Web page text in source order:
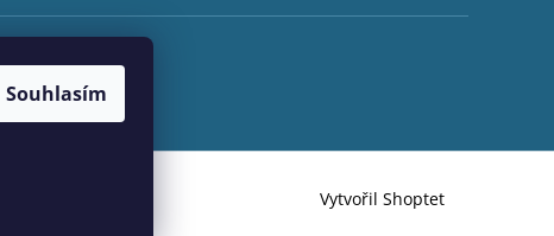
Souhlasím
Vytvořil Shoptet